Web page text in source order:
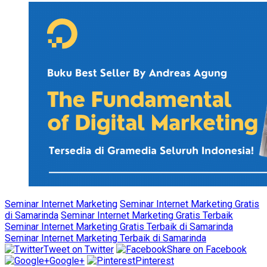
Seminar Internet Marketing Seminar Internet Marketing Gratis
di Samarinda Seminar Internet Marketing Gratis Terbaik
Seminar Internet Marketing Gratis Terbaik di Samarinda
Seminar Internet Marketing Terbaik di Samarinda
Tweet on Twitter
Share on Facebook
Google+
Pinterest